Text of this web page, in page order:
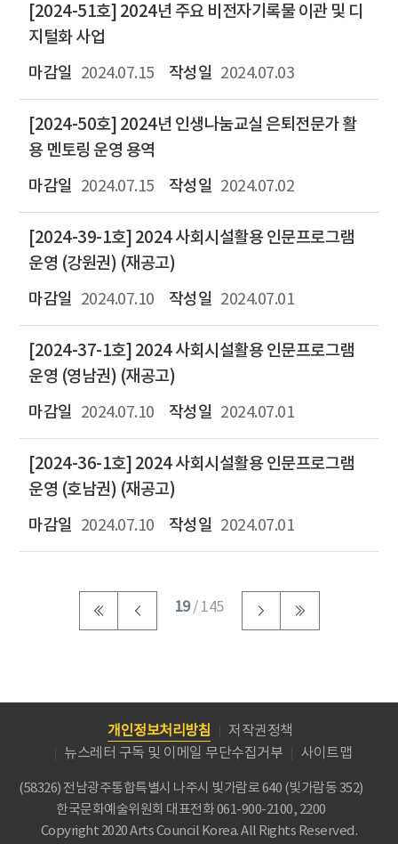
[2024-51호] 2024년 주요 비전자기록물 이관 및 디
지털화 사업
2024.07.15 2024.07.03
[2024-50호] 2024년 인생나눔교실 은퇴전문가 활
용 멘토링 운영 용역
2024.07.15 2024.07.02
[2024-39-1호] 2024 사회시설활용 인문프로그램
운영 (강원권) (재공고)
2024.07.10 2024.07.01
[2024-37-1호] 2024 사회시설활용 인문프로그램
운영 (영남권) (재공고)
2024.07.10 2024.07.01
[2024-36-1호] 2024 사회시설활용 인문프로그램
운영 (호남권) (재공고)
2024.07.10 2024.07.01
19/ 145
개인정보처리방침
저작권정책
뉴스레터 구독 및 이메일 무단수집거부
사이트맵
(58326) 전남광주통합특별시 나주시 빛가람로 640 (빛가람동 352)
한국문화예술위원회 대표전화 061-900-2100, 2200
Copyright 2020 Arts Council Korea. All Rights Reserved.